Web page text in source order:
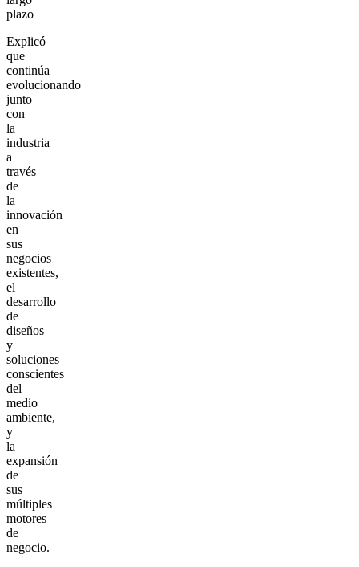
plazo
Explicó
que
continúa
evolucionando
junto
con
la
industria
a
través
de
la
innovación
en
sus
negocios
existentes,
el
desarrollo
de
diseños
y
soluciones
conscientes
del
medio
ambiente,
y
la
expansión
de
sus
múltiples
motores
de
negocio.